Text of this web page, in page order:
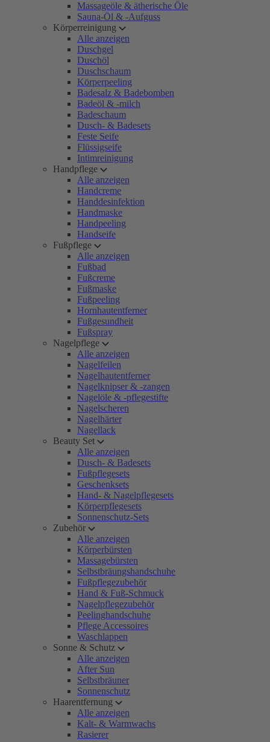
Massageöle & ätherische Öle
Sauna-Öl & -Aufguss
Körperreinigung
Alle anzeigen
Duschgel
Duschöl
Duschschaum
Körperpeeling
Badesalz & Badebomben
Badeöl & -milch
Badeschaum
Dusch- & Badesets
Feste Seife
Flüssigseife
Intimreinigung
Handpflege
Alle anzeigen
Handcreme
Handdesinfektion
Handmaske
Handpeeling
Handseife
Fußpflege
Alle anzeigen
Fußbad
Fußcreme
Fußmaske
Fußpeeling
Hornhautentferner
Fußgesundheit
Fußspray
Nagelpflege
Alle anzeigen
Nagelfeilen
Nagelhautentferner
Nagelknipser & -zangen
Nagelöle & -pflegestifte
Nagelscheren
Nagelhärter
Nagellack
Beauty Set
Alle anzeigen
Dusch- & Badesets
Fußpflegesets
Geschenksets
Hand- & Nagelpflegesets
Körperpflegesets
Sonnenschutz-Sets
Zubehör
Alle anzeigen
Körperbürsten
Massagebürsten
Selbstbräungshandschuhe
Fußpflegezubehör
Hand & Fuß-Schmuck
Nagelpflegezubehör
Peelinghandschuhe
Pflege Accessoires
Waschlappen
Sonne & Schutz
Alle anzeigen
After Sun
Selbstbräuner
Sonnenschutz
Haarentfernung
Alle anzeigen
Kalt- & Warmwachs
Rasierer